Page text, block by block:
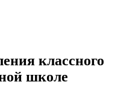
классного
школе